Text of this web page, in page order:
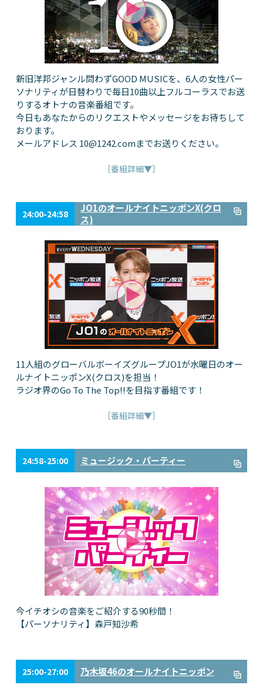
新旧洋邦ジャンル問わずGOOD MUSICを、6人の女性パー
ソナリティが日替わりで毎日10曲以上フルコーラスでお送
りするオトナの音楽番組です。
今日もあなたからのリクエストやメッセージをお待ちして
おります。
メールアドレス 10@1242.comまでお送りください。
［番組詳細▼］
24:00-24:58
JO1のオールナイトニッポンX(クロ
ス)
11人組のグローバルボーイズグループJO1が水曜日のオー
ルナイトニッポンX(クロス)を担当！
ラジオ界のGo To The Top!!を目指す番組です！
［番組詳細▼］
24:58-25:00 ミュージック・パーティー
今イチオシの音楽をご紹介する90秒間！
【パーソナリティ】森戸知沙希
25:00-27:00 乃木坂46のオールナイトニッポン